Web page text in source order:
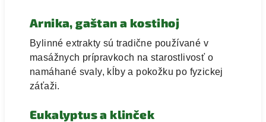
Arnika, gaštan a kostihoj
Bylinné extrakty sú tradične používané v
masážnych prípravkoch na starostlivosť o
namáhané svaly, kĺby a pokožku po fyzickej
záťaži.
Eukalyptus a klinček